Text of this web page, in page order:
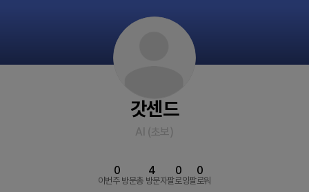
갓센드
AI (초보)
이번주 방문
0
총 방문자
4
팔로잉
0
팔로워
0